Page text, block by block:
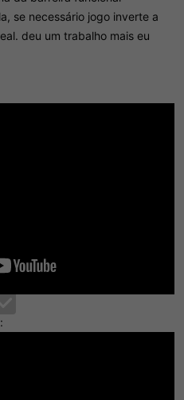
se necessário jogo inverte a
deu um trabalho mais eu